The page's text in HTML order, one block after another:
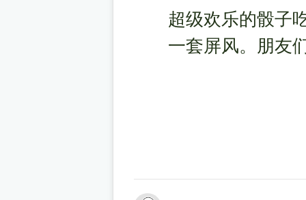
超级欢乐的骰子
一套屏风。朋友